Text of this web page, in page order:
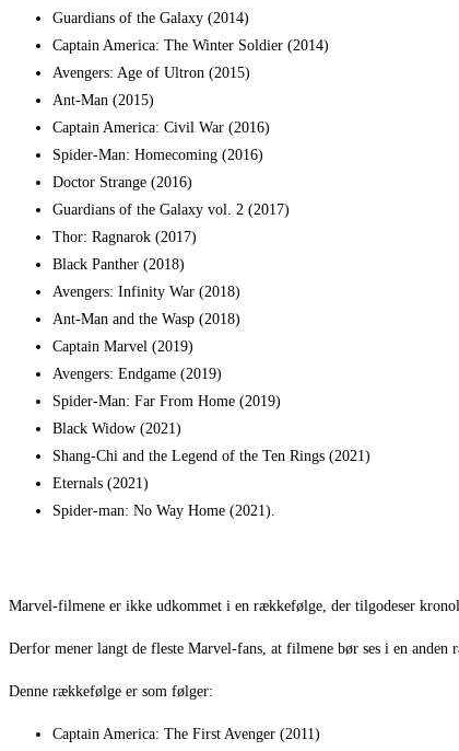
Guardians of the Galaxy (2014)
Captain America: The Winter Soldier (2014)
Avengers: Age of Ultron (2015)
Ant-Man (2015)
Captain America: Civil War (2016)
Spider-Man: Homecoming (2016)
Doctor Strange (2016)
Guardians of the Galaxy vol. 2 (2017)
Thor: Ragnarok (2017)
Black Panther (2018)
Avengers: Infinity War (2018)
Ant-Man and the Wasp (2018)
Captain Marvel (2019)
Avengers: Endgame (2019)
Spider-Man: Far From Home (2019)
Black Widow (2021)
Shang-Chi and the Legend of the Ten Rings (2021)
Eternals (2021)
Spider-man: No Way Home (2021).
Marvel-filmene er ikke udkommet i en rækkefølge, der tilgodeser
Derfor mener langt de fleste Marvel-fans, at filmene bør ses i en anden
Denne rækkefølge er som følger:
Captain America: The First Avenger (2011)